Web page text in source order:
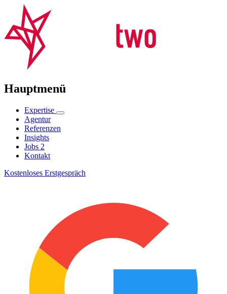
Hauptmenü
Expertise
Agentur
Referenzen
Insights
Jobs 2
Kontakt
Kostenloses Erstgespräch